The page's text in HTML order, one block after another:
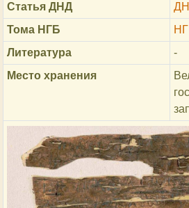
Статья ДНД
Тома НГБ
Литература
-
Место хранения